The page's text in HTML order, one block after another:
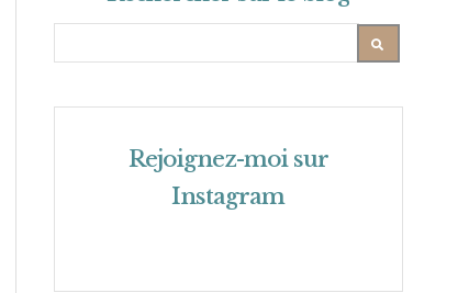
Rejoignez-moi sur
Instagram